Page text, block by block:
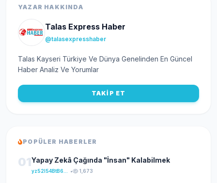
YAZAR HAKKINDA
Talas Express Haber
@talasexpresshaber
Talas Kayseri Türkiye Ve Dünya Genelinden En Güncel
Haber Analiz Ve Yorumlar
TAKİP ET
POPÜLER HABERLER
01Yapay Zekâ Çağında "İnsan" Kalabilmek
• 1,673